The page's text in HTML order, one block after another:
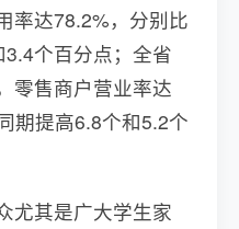
率达78.2%，分别比
个百分点；全省
零售商户营业率达
期提高6.8个和5.2个
尤其是广大学生家